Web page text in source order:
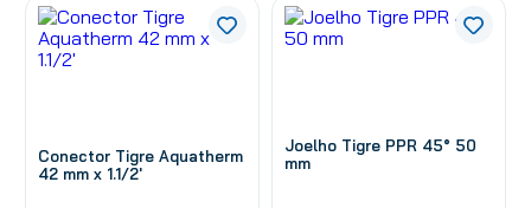
Conector Tigre Aquatherm
42 mm x 1.1/2'
Joelho Tigre PPR 45° 50
mm